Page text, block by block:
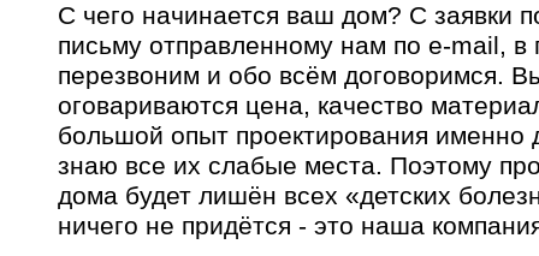
С чего начинается ваш дом? С заявки
письму отправленному нам по e-mail,
перезвоним и обо всём договоримся.
оговариваются цена, качество
большой опыт проектирования именно
знаю все их слабые места. Поэтому
дома будет лишён всех «детских
ничего не придётся - это наша